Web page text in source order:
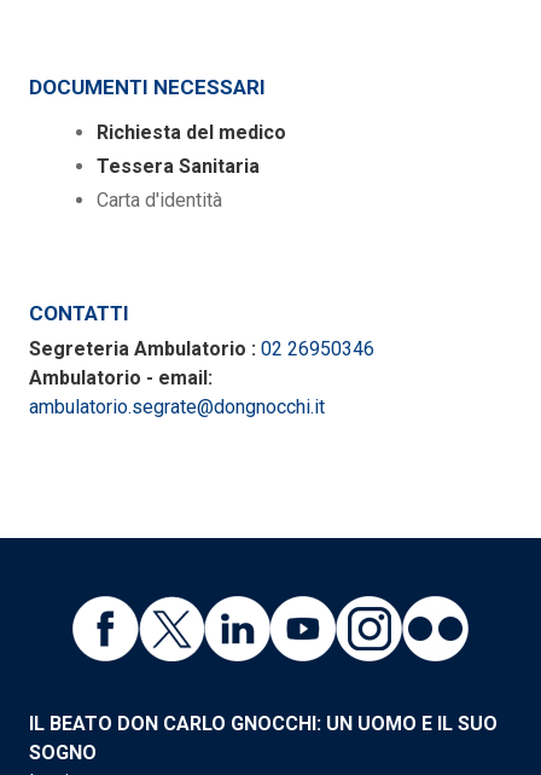
DOCUMENTI NECESSARI
Richiesta del medico
Tessera Sanitaria
Carta d'identità
CONTATTI
Segreteria Ambulatorio : 02 26950346
Ambulatorio - email:
ambulatorio.segrate@dongnocchi.it
IL BEATO DON CARLO GNOCCHI: UN UOMO E IL SUO
SOGNO